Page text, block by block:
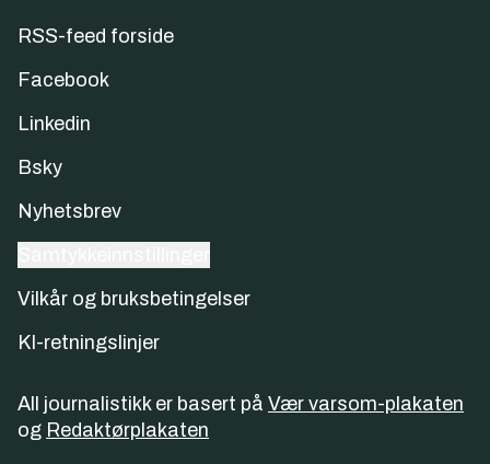
RSS-feed forside
Facebook
Linkedin
Bsky
Nyhetsbrev
Vilkår og bruksbetingelser
KI-retningslinjer
All journalistikk er basert på Vær varsom-plakaten
og Redaktørplakaten